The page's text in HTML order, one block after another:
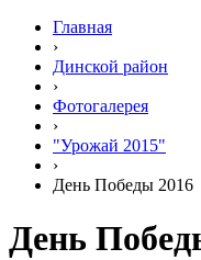
Главная
›
Динской район
›
Фотогалерея
›
"Урожай 2015"
›
День Победы 2016
День